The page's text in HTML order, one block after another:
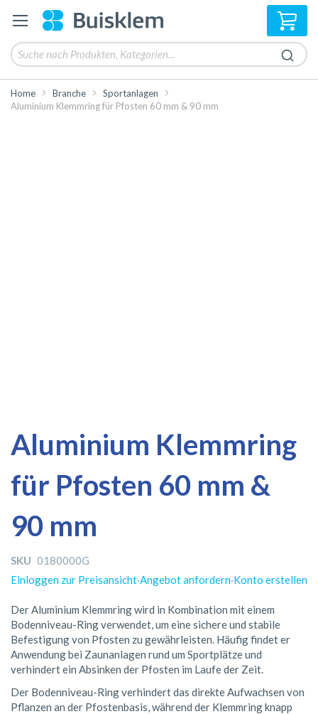
Home Branche
Sportanlagen
Aluminium Klemmring für Pfosten 60 mm & 90 mm
Aluminium Klemmring
für Pfosten 60 mm &
90 mm
SKU 0180000G
Einloggen zur Preisansicht·Angebot anfordern·Konto erstellen
Der Aluminium Klemmring wird in Kombination mit einem
Bodenniveau-Ring verwendet, um eine sichere und stabile
Befestigung von Pfosten zu gewährleisten. Häufig findet er
Anwendung bei Zaunanlagen rund um Sportplätze und
verhindert ein Absinken der Pfosten im Laufe der Zeit.
Der Bodenniveau-Ring verhindert das direkte Aufwachsen von
Pflanzen an der Pfostenbasis, während der Klemmring knapp
Ende
Bildergalerie
springen
Anfang
Bildergalerie
springen